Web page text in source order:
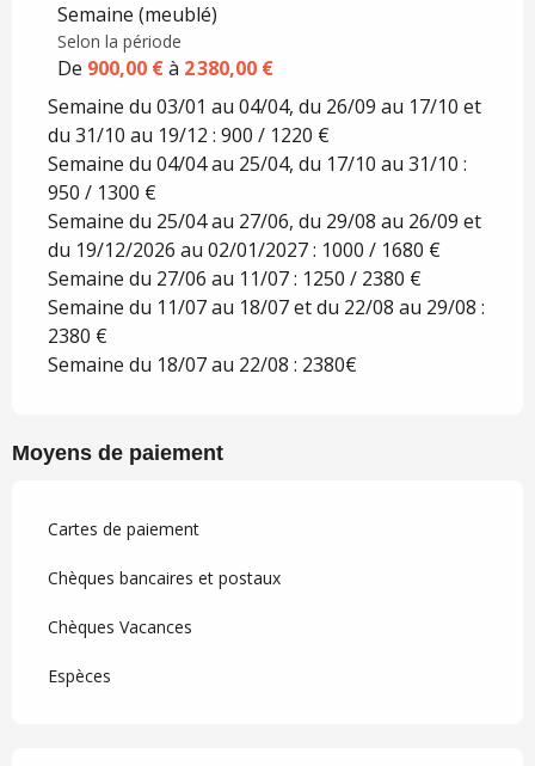
Semaine (meublé)
Selon la période
De 900,00 €à 2 380,00 €
Semaine du 03/01 au 04/04, du 26/09 au 17/10 et
du 31/10 au 19/12 : 900 / 1220 €
Semaine du 04/04 au 25/04, du 17/10 au 31/10 :
950 / 1300 €
Semaine du 25/04 au 27/06, du 29/08 au 26/09 et
du 19/12/2026 au 02/01/2027 : 1000 / 1680 €
Semaine du 27/06 au 11/07 : 1250 / 2380 €
Semaine du 11/07 au 18/07 et du 22/08 au 29/08 :
2380 €
Semaine du 18/07 au 22/08 : 2380€
Moyens de paiement
Cartes de paiement
Chèques bancaires et postaux
Chèques Vacances
Espèces